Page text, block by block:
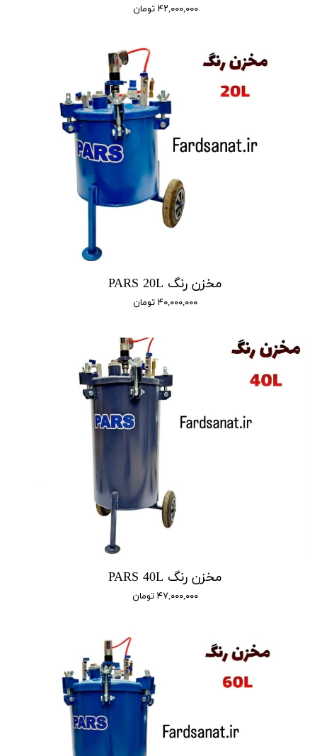
۴۲,۰۰۰,۰۰۰ تومان
مخزن‌ رنگ PARS 20L
۴۰,۰۰۰,۰۰۰ تومان
مخزن رنگ PARS 40L
۴۷,۰۰۰,۰۰۰ تومان